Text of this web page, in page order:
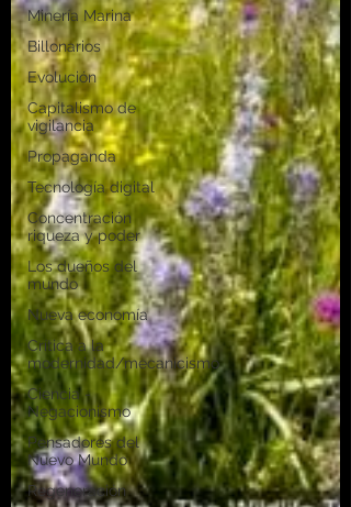
Minería Marina
Billonarios
Evolución
Capitalismo de
vigilancia
Propaganda
Tecnología digital
Concentración
riqueza y poder
Los dueños del
mundo
Nueva economía
Crítica a la
modernidad/mecanicismo
Ciencia -
Negacionismo
Pensadores del
Nuevo Mundo
Regeneración